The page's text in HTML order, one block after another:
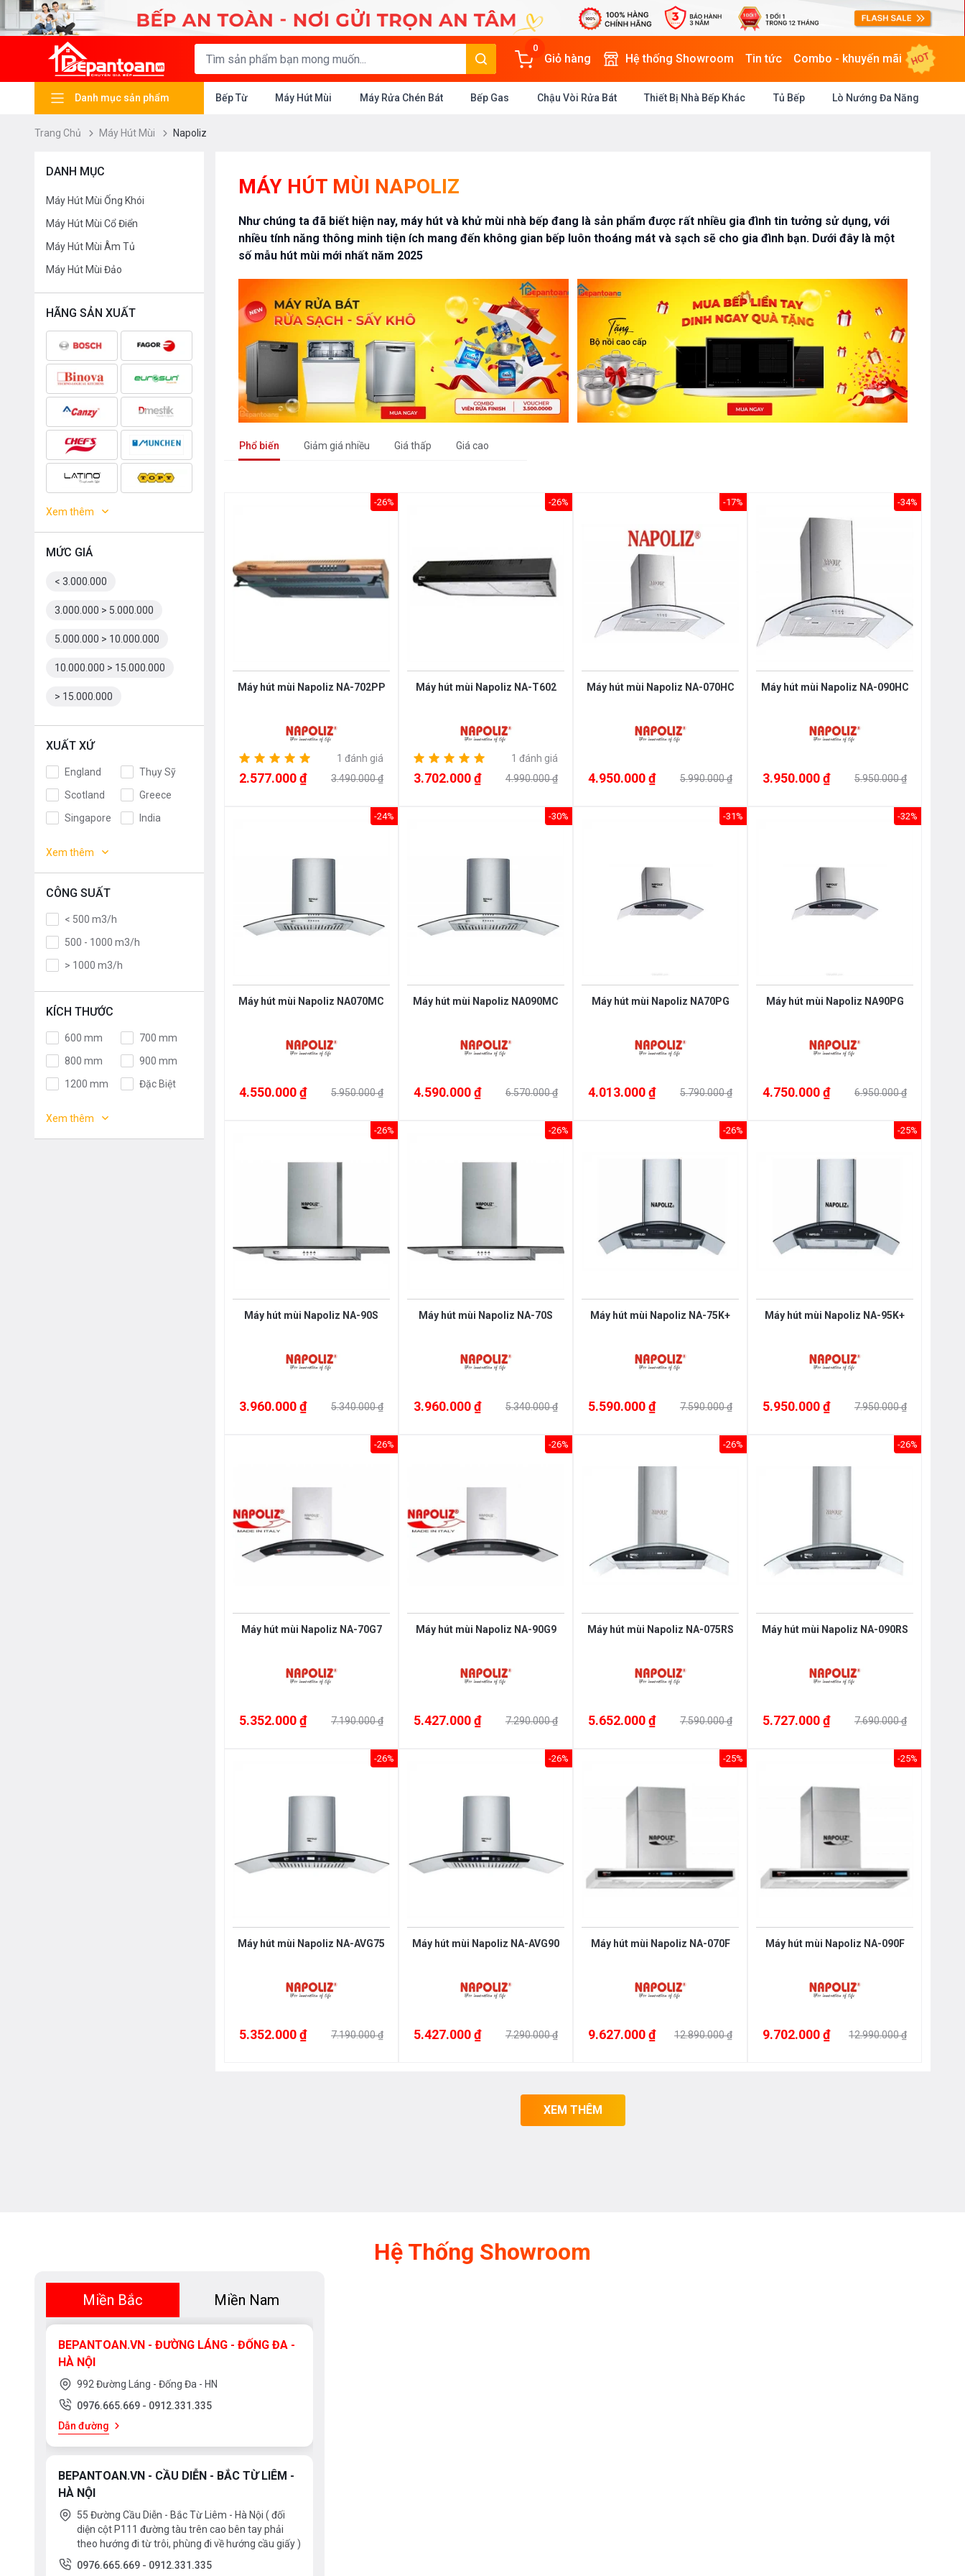
0
Giỏ hàng Hệ thống Showroom Tin tức Combo - khuyến mãi HOT
Danh mục sản phẩm Bếp Từ Máy Hút Mùi Máy Rửa Chén Bát Bếp Gas Chậu Vòi Rửa Bát Thiết Bị Nhà Bếp Khác Tủ Bếp Lò Nướng Đa Năng
Trang Chủ Máy Hút Mùi Napoliz
DANH MỤC
Máy Hút Mùi Ống Khói
Máy Hút Mùi Cổ Điển
Máy Hút Mùi Âm Tủ
Máy Hút Mùi Đảo
HÃNG SẢN XUẤT
Xem thêm
MỨC GIÁ
< 3.000.000
3.000.000 > 5.000.000
5.000.000 > 10.000.000
10.000.000 > 15.000.000
> 15.000.000
XUẤT XỨ
England
Thụy Sỹ
Scotland
Greece
Singapore
India
Russia
Mỹ
Xem thêm
CÔNG SUẤT
< 500 m3/h
500 - 1000 m3/h
> 1000 m3/h
KÍCH THƯỚC
600 mm
700 mm
800 mm
900 mm
1200 mm
Đặc Biệt
Xem thêm
MÁY HÚT MÙI NAPOLIZ
Như chúng ta đã biết hiện nay, máy hút và khử mùi nhà bếp đang là sản phẩm được rất nhiều gia đình tin tưởng sử dụng, với
nhiều tính năng thông minh tiện ích mang đến không gian bếp luôn thoáng mát và sạch sẽ cho gia đình bạn. Dưới đây là một
số mẫu hút mùi mới nhất năm 2025
Phổ biến Giảm giá nhiều Giá thấp Giá cao
-26%
Máy hút mùi Napoliz NA-702PP
1 đánh giá
2.577.000 ₫ 3.490.000 ₫
-26%
Máy hút mùi Napoliz NA-T602
1 đánh giá
3.702.000 ₫ 4.990.000 ₫
-17%
Máy hút mùi Napoliz NA-070HC
4.950.000 ₫ 5.990.000 ₫
-34%
Máy hút mùi Napoliz NA-090HC
3.950.000 ₫ 5.950.000 ₫
-24%
Máy hút mùi Napoliz NA070MC
4.550.000 ₫ 5.950.000 ₫
-30%
Máy hút mùi Napoliz NA090MC
4.590.000 ₫ 6.570.000 ₫
-31%
Máy hút mùi Napoliz NA70PG
4.013.000 ₫ 5.790.000 ₫
-32%
Máy hút mùi Napoliz NA90PG
4.750.000 ₫ 6.950.000 ₫
-26%
Máy hút mùi Napoliz NA-90S
3.960.000 ₫ 5.340.000 ₫
-26%
Máy hút mùi Napoliz NA-70S
3.960.000 ₫ 5.340.000 ₫
-26%
Máy hút mùi Napoliz NA-75K+
5.590.000 ₫ 7.590.000 ₫
-25%
Máy hút mùi Napoliz NA-95K+
5.950.000 ₫ 7.950.000 ₫
-26%
Máy hút mùi Napoliz NA-70G7
5.352.000 ₫ 7.190.000 ₫
-26%
Máy hút mùi Napoliz NA-90G9
5.427.000 ₫ 7.290.000 ₫
-26%
Máy hút mùi Napoliz NA-075RS
5.652.000 ₫ 7.590.000 ₫
-26%
Máy hút mùi Napoliz NA-090RS
5.727.000 ₫ 7.690.000 ₫
-26%
Máy hút mùi Napoliz NA-AVG75
5.352.000 ₫ 7.190.000 ₫
-26%
Máy hút mùi Napoliz NA-AVG90
5.427.000 ₫ 7.290.000 ₫
-25%
Máy hút mùi Napoliz NA-070F
9.627.000 ₫ 12.890.000 ₫
-25%
Máy hút mùi Napoliz NA-090F
9.702.000 ₫ 12.990.000 ₫
XEM THÊM
Hệ Thống Showroom
Miền Bắc Miền Nam
BEPANTOAN.VN - ĐƯỜNG LÁNG - ĐỐNG ĐA -
HÀ NỘI
992 Đường Láng - Đống Đa - HN
0976.665.669 - 0912.331.335
Dẫn đường
BEPANTOAN.VN - CẦU DIỄN - BẮC TỪ LIÊM -
HÀ NỘI
55 Đường Cầu Diễn - Bắc Từ Liêm - Hà Nội ( đối
diện cột P111 đường tàu trên cao bên tay phải
theo hướng đi từ trôi, phùng đi về hướng cầu giấy )
0976.665.669 - 0912.331.335